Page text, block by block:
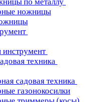
ножницы
инструмент
техника
садовая техника
газонокосилки